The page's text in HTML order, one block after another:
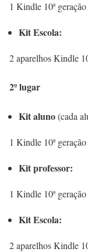
1 Kindle 10ª
Kit Escola:
2 aparelhos Kindle
2º lugar
Kit aluno(cada
1 Kindle 10ª
Kit professor:
1 Kindle 10ª
Kit Escola:
2 aparelhos Kindle